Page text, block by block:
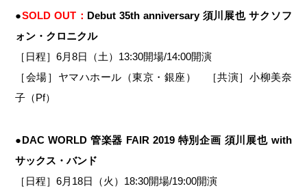
●SOLD OUT： Debut 35th anniversary 須川展也 サクソフ
ォン・クロニクル
［日程］6月8日（土）13:30開場/14:00開演
［会場］ヤマハホール（東京・銀座） ［共演］小柳美奈
子（Pf）
●DAC WORLD 管楽器 FAIR 2019 特別企画 須川展也 with
サックス・バンド
［日程］6月18日（火）18:30開場/19:00開演